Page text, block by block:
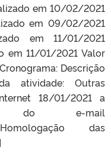
em 10/02/2021
em 09/02/2021
em 11/01/2021
em 11/01/2021 Valor
Descrição
atividade: Outras
18/01/2021 a
do e-mail
Homologação das